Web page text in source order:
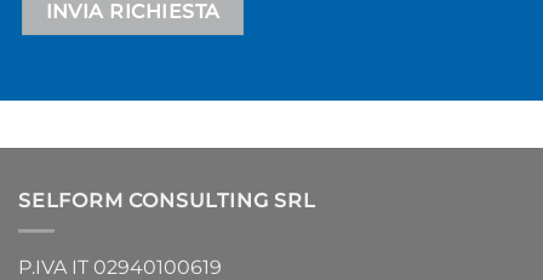
SELFORM CONSULTING SRL
P.IVA IT 02940100619